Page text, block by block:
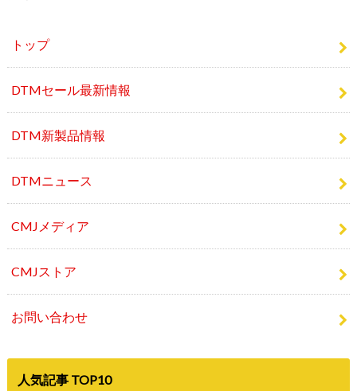
DTMセール最新情報
DTM新製品情報
DTMニュース
CMJメディア
CMJストア
お問い合わせ